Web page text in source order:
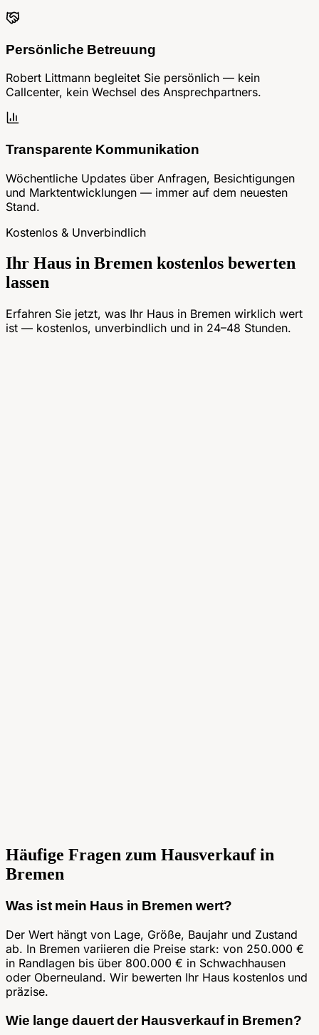
Persönliche Betreuung
Robert Littmann begleitet Sie persönlich — kein
Callcenter, kein Wechsel des Ansprechpartners.
Transparente Kommunikation
Wöchentliche Updates über Anfragen, Besichtigungen
und Marktentwicklungen — immer auf dem neuesten
Stand.
Kostenlos & Unverbindlich
Ihr Haus in Bremen kostenlos bewerten
lassen
Erfahren Sie jetzt, was Ihr Haus in Bremen wirklich wert
ist — kostenlos, unverbindlich und in 24–48 Stunden.
Häufige Fragen zum Hausverkauf in
Bremen
Was ist mein Haus in Bremen wert?
Der Wert hängt von Lage, Größe, Baujahr und Zustand
ab. In Bremen variieren die Preise stark: von 250.000 €
in Randlagen bis über 800.000 € in Schwachhausen
oder Oberneuland. Wir bewerten Ihr Haus kostenlos und
präzise.
Wie lange dauert der Hausverkauf in Bremen?